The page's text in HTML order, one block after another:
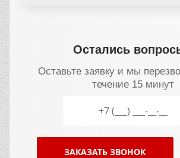
Остались
Оставьте заявку и мы
течение 15 минут
ЗАКАЗАТЬ ЗВОНОК